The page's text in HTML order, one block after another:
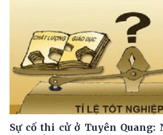
Sự cố thi cử ở Tuyên Quang: